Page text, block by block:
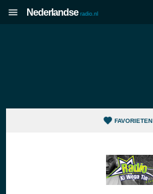
Nederlandse radio.nl
FAVORIETEN